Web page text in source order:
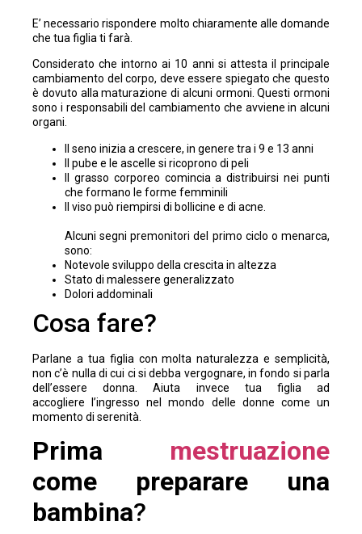
E’ necessario rispondere molto chiaramente alle domande
che tua figlia ti farà.
Considerato che intorno ai 10 anni si attesta il principale
cambiamento del corpo, deve essere spiegato che questo
è dovuto alla maturazione di alcuni ormoni. Questi ormoni
sono i responsabili del cambiamento che avviene in alcuni
organi.
Il seno inizia a crescere, in genere tra i 9 e 13 anni
Il pube e le ascelle si ricoprono di peli
Il grasso corporeo comincia a distribuirsi nei punti
che formano le forme femminili
Il viso può riempirsi di bollicine e di acne.
Alcuni segni premonitori del primo ciclo o menarca,
sono:
Notevole sviluppo della crescita in altezza
Stato di malessere generalizzato
Dolori addominali
Cosa fare?
Parlane a tua figlia con molta naturalezza e semplicità,
non c’è nulla di cui ci si debba vergognare, in fondo si parla
dell’essere donna. Aiuta invece tua figlia ad
accogliere l’ingresso nel mondo delle donne come un
momento di serenità.
Prima mestruazione
come preparare una
bambina?